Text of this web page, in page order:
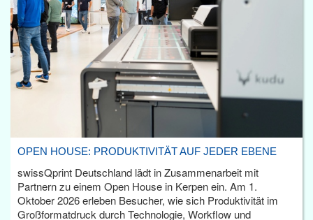
OPEN HOUSE: PRODUKTIVITÄT AUF JEDER EBENE
swissQprint Deutschland lädt in Zusammenarbeit mit
Partnern zu einem Open House in Kerpen ein. Am 1.
Oktober 2026 erleben Besucher, wie sich Produktivität im
Großformatdruck durch Technologie, Workflow und